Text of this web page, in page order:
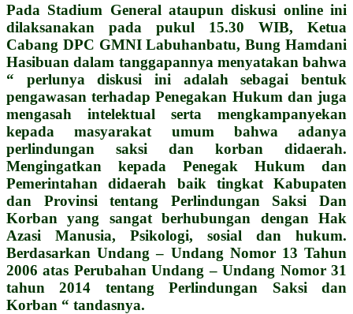
Pada Stadium General ataupun diskusi online ini
dilaksanakan pada pukul 15.30 WIB, Ketua
Cabang DPC GMNI Labuhanbatu, Bung Hamdani
Hasibuan dalam tanggapannya menyatakan bahwa
“ perlunya diskusi ini adalah sebagai bentuk
pengawasan terhadap Penegakan Hukum dan juga
mengasah intelektual serta mengkampanyekan
kepada masyarakat umum bahwa adanya
perlindungan saksi dan korban didaerah.
Mengingatkan kepada Penegak Hukum dan
Pemerintahan didaerah baik tingkat Kabupaten
dan Provinsi tentang Perlindungan Saksi Dan
Korban yang sangat berhubungan dengan Hak
Azasi Manusia, Psikologi, sosial dan hukum.
Berdasarkan Undang – Undang Nomor 13 Tahun
2006 atas Perubahan Undang – Undang Nomor 31
tahun 2014 tentang Perlindungan Saksi dan
Korban “ tandasnya.